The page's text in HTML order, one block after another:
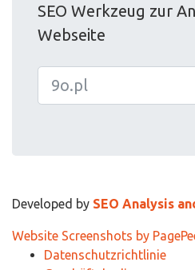
SEO Werkzeug zur
Webseite
Developed by SEO Analysis
Website Screenshots by
Datenschutzrichtlinie